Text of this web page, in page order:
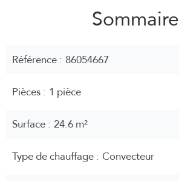
Sommaire
Référence 86054667
Pièces 1 pièce
Surface 24.6 m²
Type de chauffage Convecteur